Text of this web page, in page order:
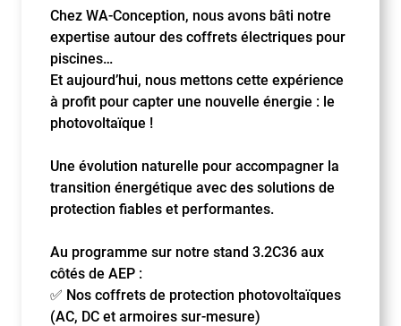
Chez WA-Conception, nous avons bâti notre
expertise autour des coffrets électriques pour
piscines…
Et aujourd’hui, nous mettons cette expérience
à profit pour capter une nouvelle énergie : le
photovoltaïque !
Une évolution naturelle pour accompagner la
transition énergétique avec des solutions de
protection fiables et performantes.
Au programme sur notre stand 3.2C36 aux
côtés de AEP :
✅ Nos coffrets de protection photovoltaïques
(AC, DC et armoires sur-mesure)